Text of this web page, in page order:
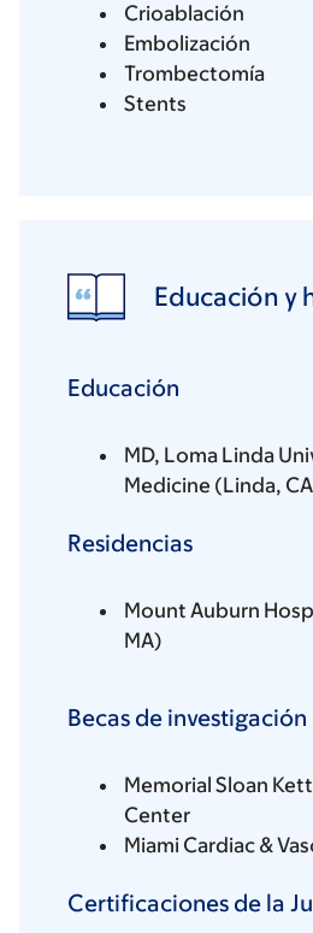
Crioablación
Embolización
Trombectomía
Stents
Educación y
Educación
MD, Loma Linda
Medicine (Linda,
Residencias
Mount Auburn
MA)
Becas de investigación
Memorial Sloan
Center
Miami Cardiac &
Certificaciones de la